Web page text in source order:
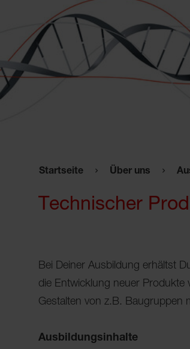
Startseite Über uns
Technischer
Bei Deiner Ausbildung erhältst
die Entwicklung neuer
Gestalten von z.B. Baugruppen
Ausbildungsinhalte